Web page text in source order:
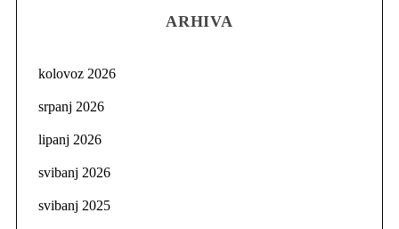
ARHIVA
kolovoz 2026
srpanj 2026
lipanj 2026
svibanj 2026
svibanj 2025